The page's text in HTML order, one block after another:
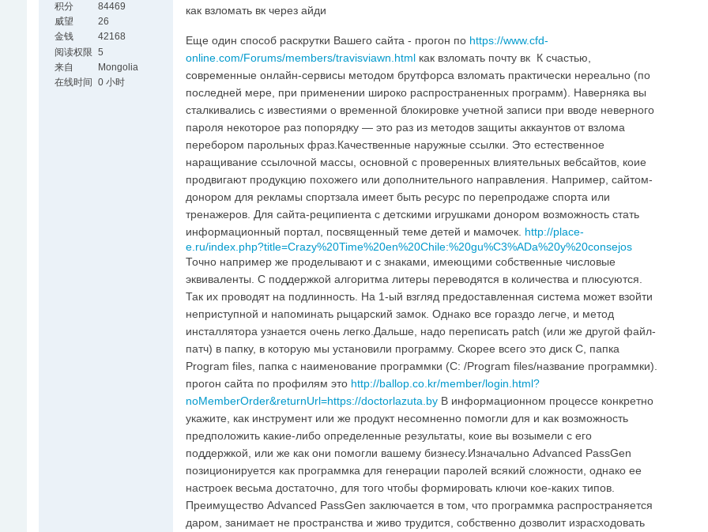
积分
84469
威望
26
金钱
42168
阅读权限 5
来自
Mongolia
在线时间
0 小时
как взломать вк через айди
Еще один способ раскрутки Вашего сайта - прогон по https://www.cfd-
online.com/Forums/members/travisviawn.htmlкак взломать почту вк К счастью,
современные онлайн-сервисы методом брутфорса взломать практически нереально (по
последней мере, при применении широко распространенных программ). Наверняка вы
сталкивались с известиями о временной блокировке учетной записи при вводе неверного
пароля некоторое раз попорядку — это раз из методов защиты аккаунтов от взлома
перебором парольных фраз.Качественные наружные ссылки. Это естественное
наращивание ссылочной массы, основной с проверенных влиятельных вебсайтов, коие
продвигают продукцию похожего или дополнительного направления. Например, сайтом-
донором для рекламы спортзала имеет быть ресурс по перепродаже спорта или
тренажеров. Для сайта-реципиента с детскими игрушками донором возможность стать
информационный портал, посвященный теме детей и мамочек. http://place-
e.ru/index.php?title=Crazy%20Time%20en%20Chile:%20gu%C3%ADa%20y%20consejos
Точно например же проделывают и с знаками, имеющими собственные числовые
эквиваленты. С поддержкой алгоритма литеры переводятся в количества и плюсуются.
Так их проводят на подлинность. На 1-ый взгляд предоставленная система может взойти
неприступной и напоминать рыцарский замок. Однако все гораздо легче, и метод
инсталлятора узнается очень легко.Дальше, надо переписать patch (или же другой файл-
патч) в папку, в которую мы установили программу. Скорее всего это диск С, папка
Program files, папка с наименование программки (C: /Program files/название программки).
прогон сайта по профилям это http://ballop.co.kr/member/login.html?
noMemberOrder&returnUrl=https://doctorlazuta.byВ информационном процессе конкретно
укажите, как инструмент или же продукт несомненно помогли для и как возможность
предположить какие-либо определенные результаты, коие вы возымели с его
поддержкой, или же как они помогли вашему бизнесу.Изначально Advanced PassGen
позиционируется как программка для генерации паролей всякий сложности, однако ее
настроек весьма достаточно, для того чтобы формировать ключи кое-каких типов.
Преимущество Advanced PassGen заключается в том, что программка распространяется
даром, занимает не пространства и живо трудится, собственно дозволит израсходовать